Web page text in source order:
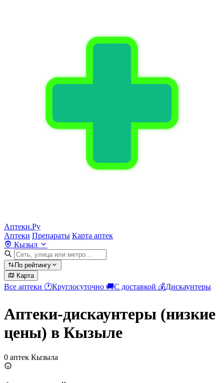
Аптеки.Ру
Аптеки Препараты Карта аптек
Кызыл
По рейтингу
Карта
Все аптеки 🕐Круглосуточно 🚚С доставкой 💰Дискаунтеры
Аптеки-дискаунтеры (низкие
цены) в Кызыле
0 аптек Кызыла